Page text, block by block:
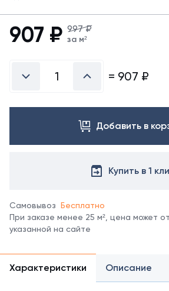
Для
заказа
других
обратитесь
менеджеру.
907 ₽ 997 ₽
за м²
= 907 ₽
Добавить в
Купить в 1
Самовывоз Бесплатно
При заказе менее 25 м², цена может
указанной на сайте
Характеристики Описание